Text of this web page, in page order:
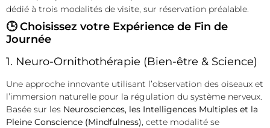
dédié à trois modalités de visite, sur réservation préalable.
🕒 Choisissez votre Expérience de Fin de
Journée
1. Neuro-Ornithothérapie (Bien-être & Science)
Une approche innovante utilisant l’observation des oiseaux et
l’immersion naturelle pour la régulation du système nerveux.
Basée sur les Neurosciences, les Intelligences Multiples et la
Pleine Conscience (Mindfulness), cette modalité se